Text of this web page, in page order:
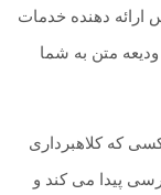
ارائه دهنده خدمات
متن به شما
که کلاهبرداری
پیدا می کند و